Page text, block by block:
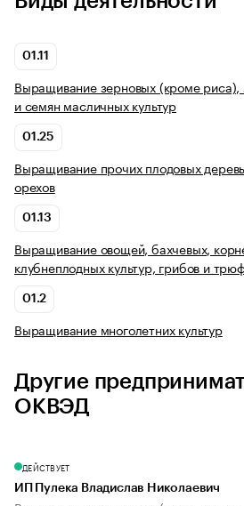
01.11
Выращивание зерновых (кроме риса),
и семян масличных культур
01.25
Выращивание прочих плодовых
орехов
01.13
Выращивание овощей, бахчевых,
клубнеплодных культур, грибов и
01.2
Выращивание многолетних культур
Другие
ОКВЭД
ДЕЙСТВУЕТ
ИП Пулека Владислав Николаевич